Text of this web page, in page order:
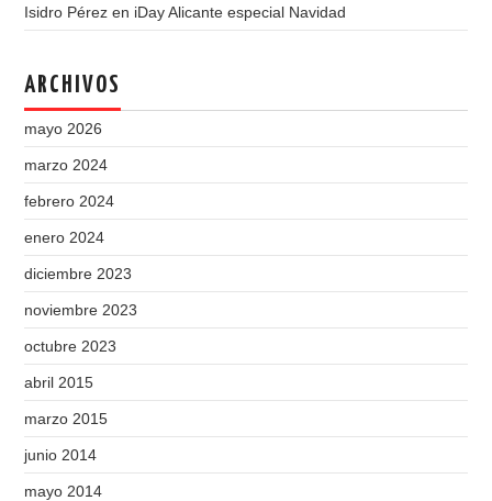
Isidro Pérez en iDay Alicante especial Navidad
ARCHIVOS
mayo 2026
marzo 2024
febrero 2024
enero 2024
diciembre 2023
noviembre 2023
octubre 2023
abril 2015
marzo 2015
junio 2014
mayo 2014